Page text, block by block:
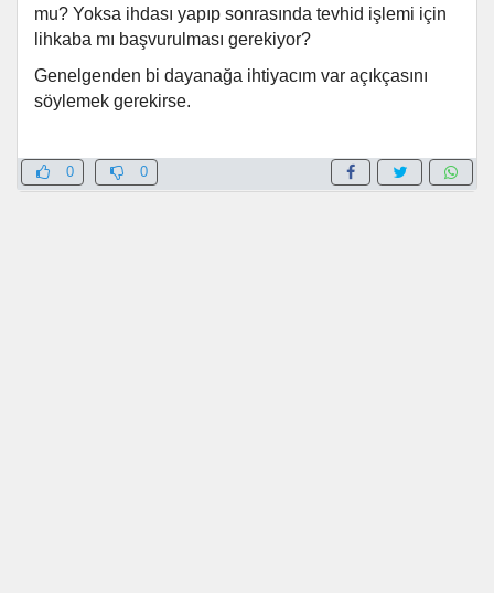
mu? Yoksa ihdası yapıp sonrasında tevhid işlemi için
lihkaba mı başvurulması gerekiyor?
Genelgenden bi dayanağa ihtiyacım var açıkçasını
söylemek gerekirse.
0 0